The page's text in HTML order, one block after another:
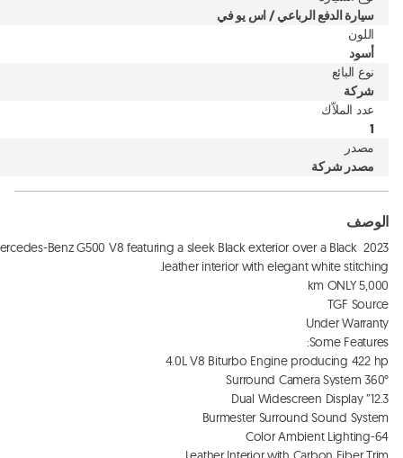
سيارة الدفع الرباعي / اس يو في
اللون
أسود
نوع البائع
شركة
عدد الملاّك
1
مصدر
مصدر شركة
الوصف
Mercedes-Benz G500 V8 featuring a sleek Black exterior over a Black